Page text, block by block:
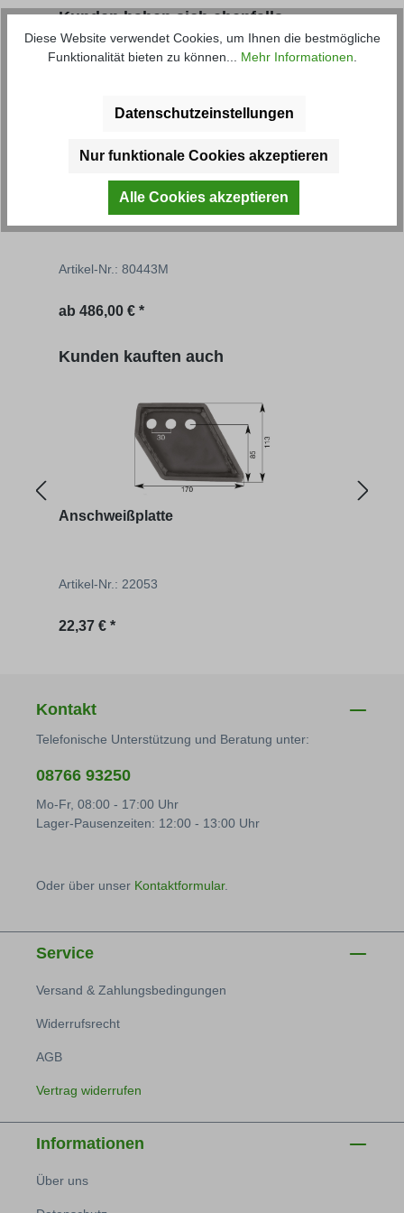
Produktgalerie überspringen
Kunden haben sich ebenfalls
angesehen
Rückwand inkl. Endleiste, Hardox
Artikel-Nr.: 80443M
Regulärer Preis:
ab 486,00 € *
Produktgalerie überspringen
Kunden kauften auch
Anschweißplatte
Artikel-Nr.: 22053
Regulärer Preis:
22,37 € *
Kontakt
Telefonische Unterstützung und Beratung unter:
08766 93250
Mo-Fr, 08:00 - 17:00 Uhr
Lager-Pausenzeiten: 12:00 - 13:00 Uhr
Oder über unser Kontaktformular.
Service
Versand & Zahlungsbedingungen
Widerrufsrecht
AGB
Vertrag widerrufen
Informationen
Über uns
Diese Website verwendet Cookies, um Ihnen die bestmögliche
Funktionalität bieten zu können... Mehr Informationen.
Datenschutzeinstellungen
Nur funktionale Cookies akzeptieren
Alle Cookies akzeptieren